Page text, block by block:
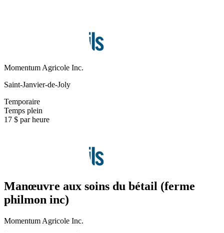
Momentum Agricole Inc.
Saint-Janvier-de-Joly
Temporaire
Temps plein
17 $ par heure
Manœuvre aux soins du bétail (ferme
philmon inc)
Momentum Agricole Inc.